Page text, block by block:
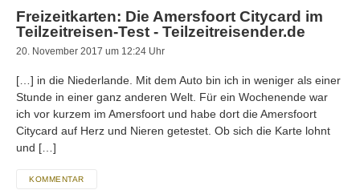
Freizeitkarten: Die Amersfoort Citycard im
Teilzeitreisen-Test - Teilzeitreisender.de
20. November 2017 um 12:24 Uhr
[…] in die Niederlande. Mit dem Auto bin ich in weniger als einer
Stunde in einer ganz anderen Welt. Für ein Wochenende war
ich vor kurzem im Amersfoort und habe dort die Amersfoort
Citycard auf Herz und Nieren getestet. Ob sich die Karte lohnt
und […]
KOMMENTAR